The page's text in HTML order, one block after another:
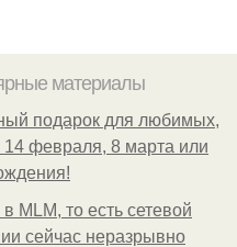
материалы
подарок для любимых,
14 февраля, 8 марта или
MLM, то есть сетевой
сейчас неразрывно